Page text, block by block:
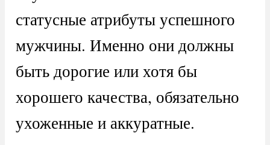
статусные атрибуты успешного
мужчины. Именно они должны
быть дорогие или хотя бы
хорошего качества, обязательно
ухоженные и аккуратные.